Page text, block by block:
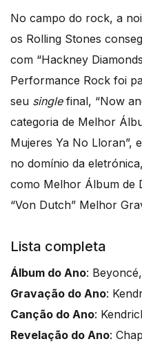
No campo do rock, a
os Rolling Stones
com “Hackney
Performance Rock foi
seu singlefinal, “Now
categoria de Melhor
Mujeres Ya No Lloran”,
no domínio da
como Melhor Álbum de
“Von Dutch” Melhor
Lista completa
Álbum do Ano:
Gravação do Ano:
Canção do Ano:
Revelação do Ano: